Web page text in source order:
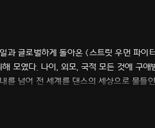
과 글로벌하게 돌아온 <스트릿 우먼 파이
모였다. 나이, 외모, 국적 모든 것에 구
를 넘어 전 세계를 댄스의 세상으로 물들